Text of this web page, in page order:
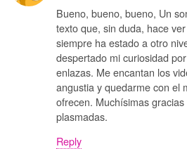
Bueno, bueno, bueno, Un
texto que, sin duda, hace
siempre ha estado a otro
despertado mi curiosidad
enlazas. Me encantan los
angustia y quedarme con el
ofrecen. Muchísimas
plasmadas.
Reply